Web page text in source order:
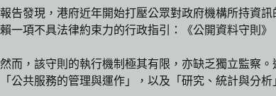
報告發現，港府近年開始打壓公眾對政府機構所持資
賴一項不具法律約束力的行政指引：《公開資料守則》
然而，該守則的執行機制極其有限，亦缺乏獨立監察
「公共服務的管理與運作」，以及「研究、統計與分